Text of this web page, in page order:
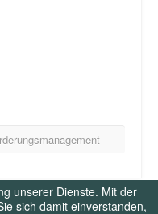
unserer Dienste. Mit der
sich damit einverstanden,